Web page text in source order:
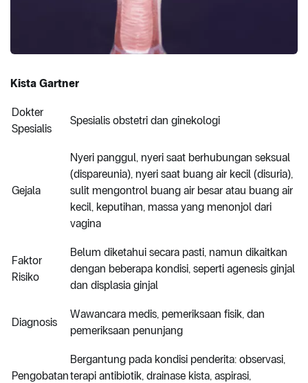
Kista Gartner
Dokter
Spesialis
Spesialis obstetri dan ginekologi
Gejala
Nyeri panggul, nyeri saat berhubungan seksual
(dispareunia), nyeri saat buang air kecil (disuria),
sulit mengontrol buang air besar atau buang air
kecil, keputihan, massa yang menonjol dari
vagina
Faktor
Risiko
Belum diketahui secara pasti, namun dikaitkan
dengan beberapa kondisi, seperti agenesis ginjal
dan displasia ginjal
Diagnosis
Wawancara medis, pemeriksaan fisik, dan
pemeriksaan penunjang
Pengobatan
Bergantung pada kondisi penderita: observasi,
terapi antibiotik, drainase kista, aspirasi,